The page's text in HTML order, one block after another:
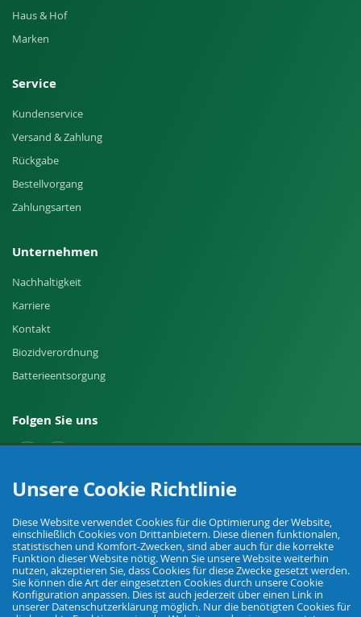
Haus & Hof
Marken
Service
Kundenservice
Versand & Zahlung
Rückgabe
Bestellvorgang
Zahlungsarten
Unternehmen
Nachhaltigkeit
Karriere
Kontakt
Biozidverordnung
Batterieentsorgung
Folgen Sie uns
Unsere Cookie Richtlinie
Diese Website verwendet Cookies für die Optimierung der Website,
einschließlich Cookies von Drittanbietern. Diese dienen funktionalen,
statistischen und Komfort-Zwecken, sind aber auch für die korrekte
Funktion dieser Website nötig. Wenn Sie unsere Website weiterhin
nutzen, akzeptieren Sie, dass Cookies für diese Zwecke gesetzt werden.
Sie können die Art der eingesetzten Cookies durch unsere Cookie
Konfiguration anpassen. Dies ist auch jederzeit über einen Link in
unserer Datenschutzerklärung möglich. Nur die benötigten Cookies für